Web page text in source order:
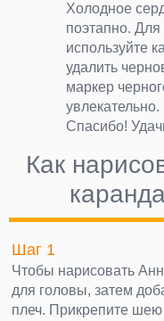
Холодное
поэтапно. Для
используйте
удалить
маркер
Спасибо!
Как
Шаг 1
Чтобы нарисовать
для головы, затем
плеч. Прикрепите шею